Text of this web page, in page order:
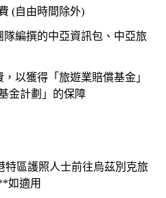
(自由時間除外)
隊編撰的中亞資訊包、中亞旅
以獲得「旅遊業賠償基金」
金計劃」的保障
特區護照人士前往烏茲別克旅
如適用